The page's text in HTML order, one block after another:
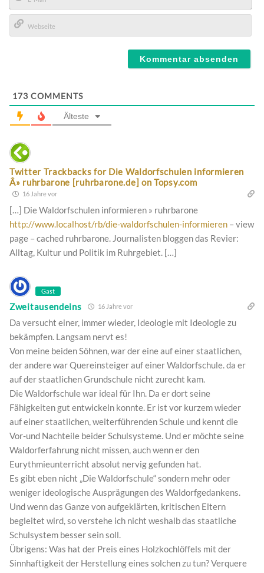
E-
Mail*
173 COMMENTS
Älteste
Twitter Trackbacks for Die Waldorfschulen informieren
Â» ruhrbarone [ruhrbarone.de] on Topsy.com
16 Jahre vor
[…] Die Waldorfschulen informieren » ruhrbarone
http://www.localhost/rb/die-waldorfschulen-informieren – view
page – cached ruhrbarone. Journalisten bloggen das Revier:
Alltag, Kultur und Politik im Ruhrgebiet. […]
Gast
Zweitausendeins 16 Jahre vor
Da versucht einer, immer wieder, Ideologie mit Ideologie zu
bekämpfen. Langsam nervt es!
Von meine beiden Söhnen, war der eine auf einer staatlichen,
der andere war Quereinsteiger auf einer Waldorfschule. da er
auf der staatlichen Grundschule nicht zurecht kam.
Die Waldorfschule war ideal für Ihn. Da er dort seine
Fähigkeiten gut entwickeln konnte. Er ist vor kurzem wieder
auf einer staatlichen, weiterführenden Schule und kennt die
Vor-und Nachteile beider Schulsysteme. Und er möchte seine
Waldorferfahrung nicht missen, auch wenn er den
Eurythmieunterricht absolut nervig gefunden hat.
Es gibt eben nicht „Die Waldorfschule“ sondern mehr oder
weniger ideologische Ausprägungen des Waldorfgedankens.
Und wenn das Ganze von aufgeklärten, kritischen Eltern
begleitet wird, so verstehe ich nicht weshalb das staatliche
Schulsystem besser sein soll.
Übrigens: Was hat der Preis eines Holzkochlöffels mit der
Sinnhaftigkeit der Herstellung eines solchen zu tun? Verquere